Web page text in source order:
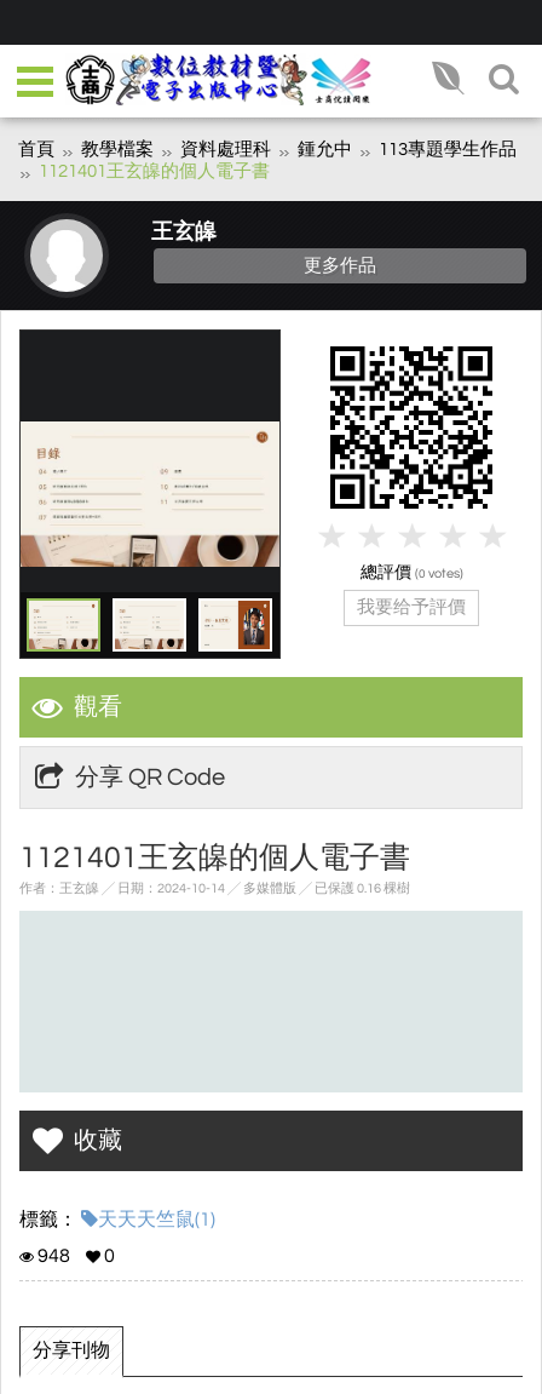
首頁 教學檔案 資料處理科 鍾允中
113專題學生作品
1121401王玄皞的個人電子書
王玄皞
更多作品
觀看
分享 QR Code
1121401王玄皞的個人電子書
作者：王玄皞 ╱ 日期：2024-10-14 ╱ 多媒體版 ╱ 已保護 0.16 棵樹
收藏
標籤：
天天天竺鼠(1)
948
0
分享刊物
總評價 (0 votes)
我要给予評價